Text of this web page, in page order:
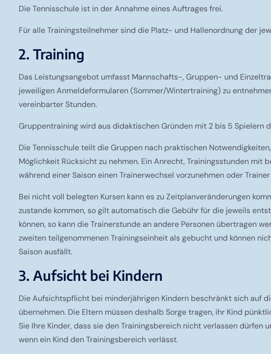
Die Tennisschule ist in der Annahme eines Auftrages frei.
Für alle Trainingsteilnehmer sind die Platz- und Hallenordnung der
2. Training
Das Leistungsangebot umfasst Mannschafts-, Gruppen- und
jeweiligen Anmeldeformularen (Sommer/Wintertraining) zu
vereinbarter Stunden.
Gruppentraining wird aus didaktischen Gründen mit 2 bis 5
Die Tennisschule teilt die Gruppen nach praktischen
Möglichkeit Rücksicht zu nehmen. Ein Anrecht, Trainingsstunden
während einer Saison einen Trainerwechsel vorzunehmen oder
Bei nicht voll belegten Kursen kann es zu Zeitplanveränderungen
zustande kommen, so gilt automatisch die Gebühr für die jeweils
können, so kann die Trainerstunde an andere Personen übertragen
zweiten teilgenommenen Trainingseinheit als gebucht und können
Saison ausfällt.
3. Aufsicht bei Kindern
Die Aufsichtspflicht bei minderjährigen Kindern beschränkt sich auf
übernehmen. Die Eltern müssen deshalb Sorge tragen, ihr Kind
Sie Ihre Kinder, dass sie den Trainingsbereich nicht verlassen dürfen
wenn ein Kind den Trainingsbereich verlässt.